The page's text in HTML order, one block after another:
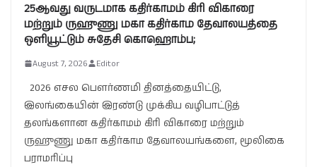
25ஆவது வருடமாக கதிர்காமம் கிரி விகாரை
மற்றும் ருஹுணு மகா கதிர்காம தேவாலயத்தை
ஒளியூட்டும் சுதேசி கொஹொம்ப;
August 7, 2026 Editor
2026 எசல பௌர்ணமி தினத்தையிட்டு,
இலங்கையின் இரண்டு முக்கிய வழிபாட்டுத்
தலங்களான கதிர்காமம் கிரி விகாரை மற்றும்
ருஹுணு மகா கதிர்காம தேவாலயங்களை, மூலிகை
பராமரிப்பு